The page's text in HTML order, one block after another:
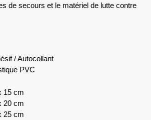
de secours et le matériel de lutte contre
/ Autocollant
PVC
15 cm
20 cm
25 cm